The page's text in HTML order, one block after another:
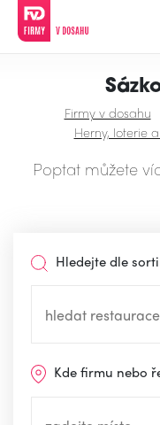
Firmy v dosahu
Herny, loterie
Poptat můžete
Hledejte dle
Kde firmu nebo